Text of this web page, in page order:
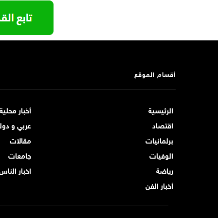
أقسام الموقع
الرئيسية
أخبار
اقتصاد
عربي و
برلمانيات
مقالات
الوفيات
جامعات
رياضة
اخبار
أخبار الفن